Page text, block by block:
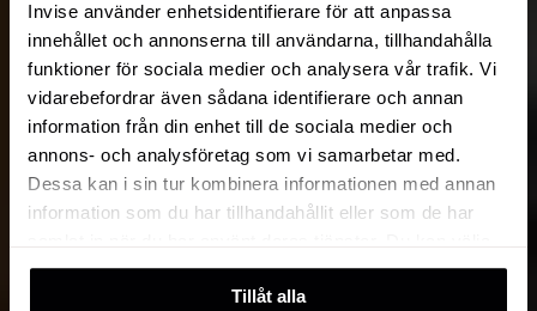
Invise använder enhetsidentifierare för att anpassa
innehållet och annonserna till användarna, tillhandahålla
funktioner för sociala medier och analysera vår trafik. Vi
vidarebefordrar även sådana identifierare och annan
information från din enhet till de sociala medier och
annons- och analysföretag som vi samarbetar med.
Dessa kan i sin tur kombinera informationen med annan
information som du har tillhandahållit eller som de har
att klicka på “information” för att välja och justera vilka
cookies som ska sättas. Läs vår
Tillåt alla